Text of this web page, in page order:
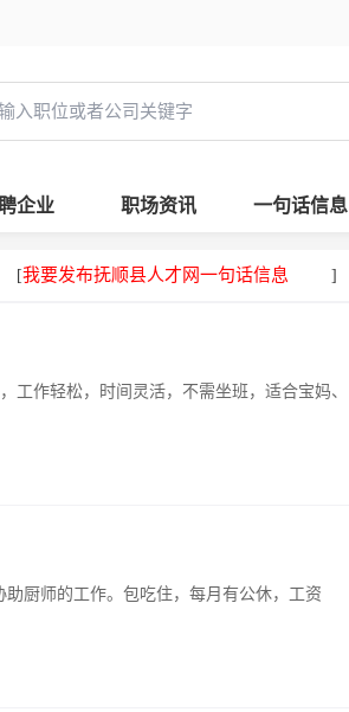
企业 职场资讯 一句话信息
[我要发布抚顺县人才网一句话信息 ]
工作轻松，时间灵活，不需坐班，适合宝妈、
厨师的工作。包吃住，每月有公休，工资